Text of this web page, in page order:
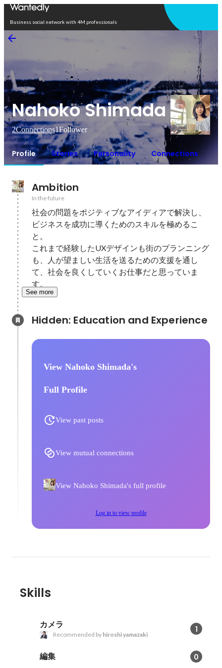
Business social network with 4M professionals
Nahoko Shimada
2Connections1Follower
Profile Stories Personality Connections
Ambition
In the future
社会の問題をポジティブなアイディアで解決し、
ビジネスを成功に導くためのスキルを極めるこ
と。
これまで経験したUXデザインも街のプランニング
も、人が望ましい生活を送るための支援を通し
て、社会を良くしていくお仕事だと思っていま
See more
View Nahoko Shimada's
Full Profile
View past posts
View mutual connections
View Nahoko Shimada's full profile
Log in to view profile
Skills
カメラ 1
Recommended by hiroshi yamazaki
編集 0